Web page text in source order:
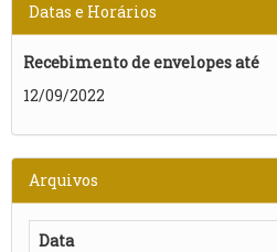
Datas e Horários
Recebimento de envelopes até
12/09/2022
Arquivos
Data